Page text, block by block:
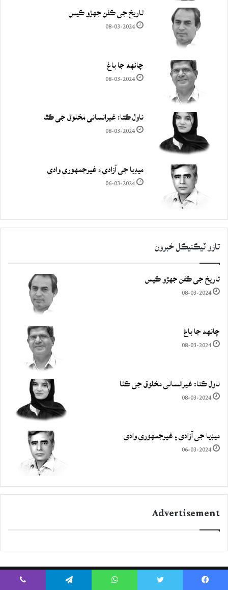
تاريخ جي ڪفن جھڙو ڪيس
08-03-2024
چانهه جا باغ
08-03-2024
ناول ڪتا: غيرانساني مخلوق جي ڪٿا
08-03-2024
ميڊيا جي آزادي ۽ غيرجمھوري وادي
06-03-2024
تازو ٽيڪنيڪل خبرون
تاريخ جي ڪفن جھڙو ڪيس
08-03-2024
چانهه جا باغ
08-03-2024
ناول ڪتا: غيرانساني مخلوق جي ڪٿا
08-03-2024
ميڊيا جي آزادي ۽ غيرجمھوري وادي
06-03-2024
Advertisement